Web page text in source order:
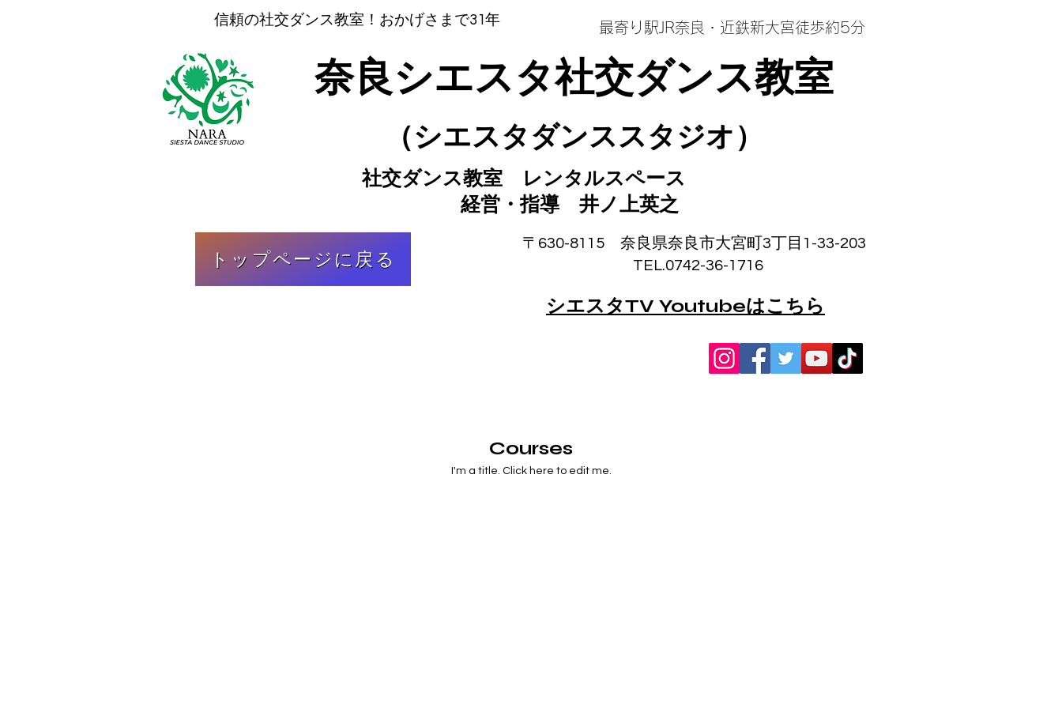
信頼の社交ダンス教室！おかげさまで31年 最寄り駅JR奈良・近鉄新大宮徒歩約5分
奈良シエスタ社交ダンス教室
（シエスタダンススタジオ）
社交ダンス教室 レンタルスペース
​ 経営・指導 井ノ上英之
トップページに戻る
〒630-8115 奈良県奈良市大宮町3丁目1-33-203
TEL.0742-36-1716
シエスタTV Youtubeはこちら
Courses
I'm a title. ​Click here to edit me.